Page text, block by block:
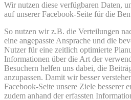
Wir nutzen diese verfügbaren Daten,
auf unserer Facebook-Seite für die
So nutzen wir z.B. die Verteilungen
eine angepasste Ansprache und die
Nutzer für eine zeitlich optimierte
Informationen über die Art der
Besuchern helfen uns dabei, die
anzupassen. Damit wir besser
Facebook-Seite unsere Ziele besserer
zudem anhand der erfassten